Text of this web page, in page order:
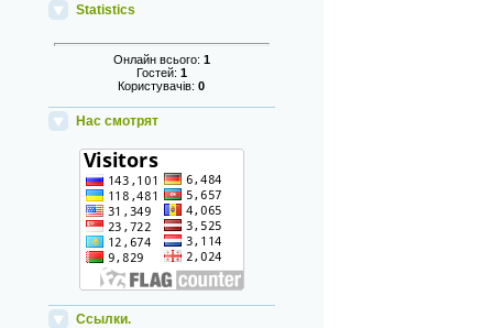
Statistics
Онлайн всього: 1
Гостей: 1
Користувачів:0
Нас смотрят
Ссылки.